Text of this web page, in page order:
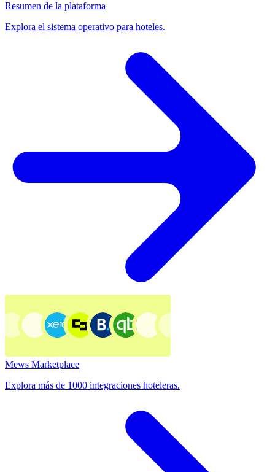
Resumen de la plataforma
Explora el sistema operativo para hoteles.
Mews Marketplace
Explora más de 1000 integraciones hoteleras.